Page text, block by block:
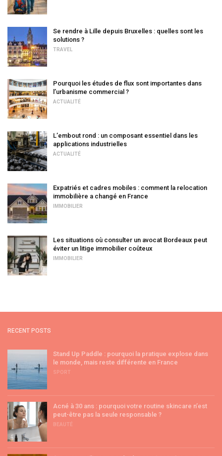
Se rendre à Lille depuis Bruxelles : quelles sont les
solutions ?
TRAVEL
Pourquoi les études de flux sont importantes dans
l’urbanisme commercial ?
ACTUALITÉ
L’embout rond : un composant essentiel dans les
applications industrielles
ACTUALITÉ
Expatriés et cadres mobiles : comment la relocation
immobilière a changé en France
IMMOBILIER
Les situations où consulter un avocat Bordeaux peut
éviter un litige immobilier coûteux
IMMOBILIER
RECENT POSTS
Stand Up Paddle : pourquoi la pratique explose dans
le monde, mais reste différente en France
SPORT
Acné à 30 ans : pourquoi votre routine skincare n’est
peut-être pas la seule responsable ?
BEAUTÉ